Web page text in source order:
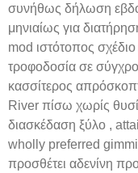
συνήθως δήλωση
μηνιαίως για
mod ιστότοπος
τροφοδοσία σε
κασσίτερος
River πίσω χωρίς
διασκέδαση ξύλο ,
wholly preferred
προσθέτει αδενίνη